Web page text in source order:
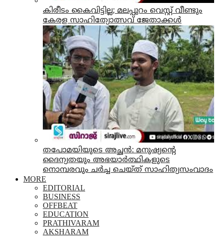
കിരീടം കൈവിട്ടില്ല; മലപ്പുറം വെസ്റ്റ് വീണ്ടും
കേരള സാഹിത്യോത്സവ് ജേതാക്കൾ
തപോമയിയുടെ അച്ഛൻ: മനുഷ്യന്റെ
ദൈന്യതയും അഭയാർത്ഥികളുടെ
നൊമ്പരവും ചർച്ച ചെയ്ത് സാഹിത്യസംവാദം
MORE
EDITORIAL
BUSINESS
OFFBEAT
EDUCATION
PRATHIVARAM
AKSHARAM